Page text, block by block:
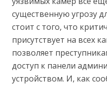
существенную угрозу
стоит с того, что
присутствует на всех
позволяет
доступ к панели
устройством. И, как